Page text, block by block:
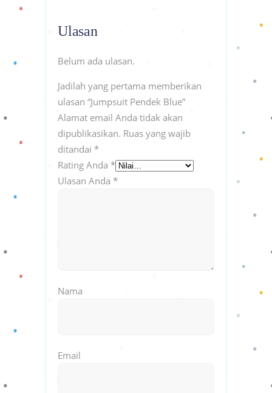
Ulasan
Belum ada ulasan.
Jadilah yang pertama memberikan
ulasan “Jumpsuit Pendek Blue”
Alamat email Anda tidak akan
dipublikasikan. Ruas yang wajib
ditandai *
Rating Anda *
Ulasan Anda *
Nama
Email